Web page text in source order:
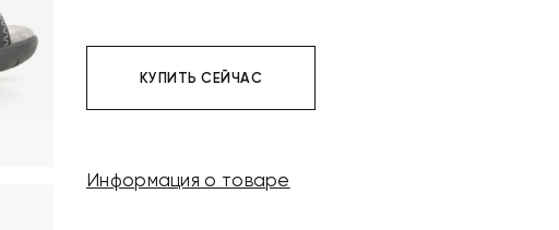
КУПИТЬ СЕЙЧАС
Информация о товаре